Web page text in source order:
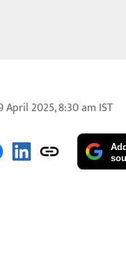
April 2025, 8:30 am IST